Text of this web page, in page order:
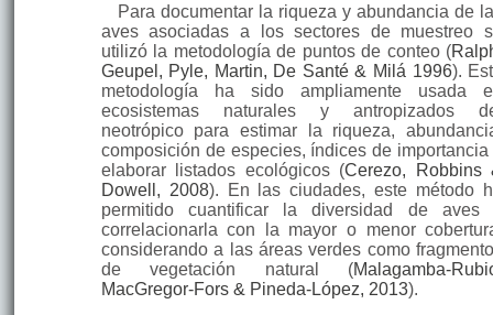
Para documentar la riqueza y abundancia de
aves asociadas a los sectores de muestreo
utilizó la metodología de puntos de conteo (
Geupel, Pyle, Martin, De Santé & Milá 1996).
metodología ha sido ampliamente usada
ecosistemas naturales y antropizados
neotrópico para estimar la riqueza,
composición de especies, índices de importancia
elaborar listados ecológicos (Cerezo, Robbins
Dowell, 2008). En las ciudades, este método
permitido cuantificar la diversidad de aves
correlacionarla con la mayor o menor
considerando a las áreas verdes como
de vegetación natural (Malagamba-
MacGregor-Fors & Pineda-López, 2013).